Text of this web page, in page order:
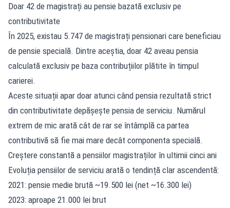
Doar 42 de magistrați au pensie bazată exclusiv pe
contributivitate
În 2025, existau 5.747 de magistrați pensionari care beneficiau
de pensie specială. Dintre aceștia, doar 42 aveau pensia
calculată exclusiv pe baza contribuțiilor plătite în timpul
carierei.
Aceste situații apar doar atunci când pensia rezultată strict
din contributivitate depășește pensia de serviciu. Numărul
extrem de mic arată cât de rar se întâmplă ca partea
contributivă să fie mai mare decât componenta specială.
Creștere constantă a pensiilor magistraților în ultimii cinci ani
Evoluția pensiilor de serviciu arată o tendință clar ascendentă:
2021: pensie medie brută ~19.500 lei (net ~16.300 lei)
2023: aproape 21.000 lei brut